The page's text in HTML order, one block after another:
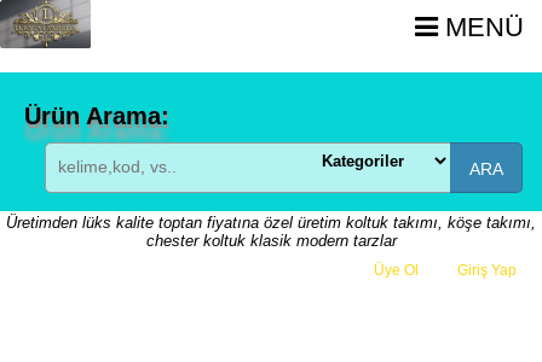
MENÜ
Ürün Arama:
ARA
Üretimden lüks kalite toptan fiyatına özel üretim koltuk takımı, köşe takımı,
chester koltuk klasik modern tarzlar
Üye Ol Giriş Yap